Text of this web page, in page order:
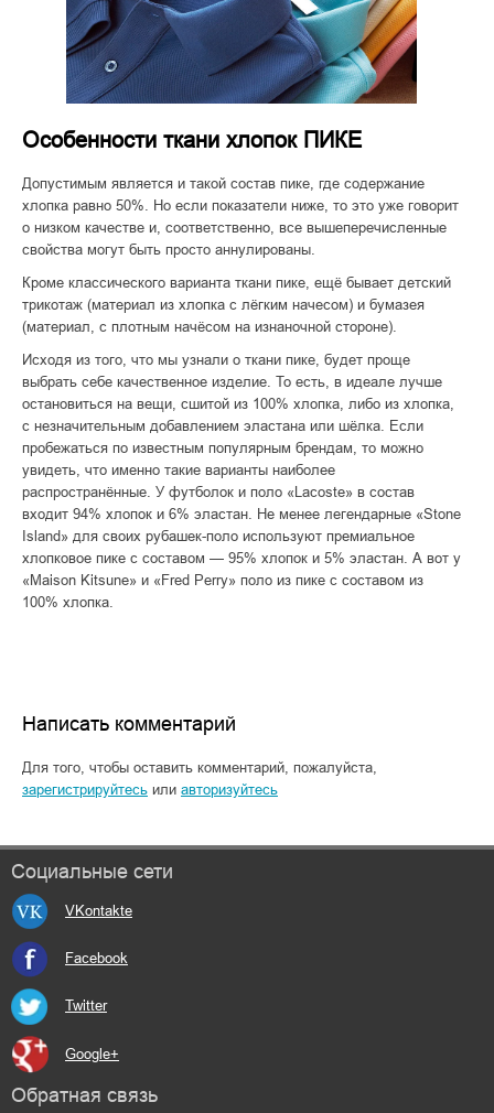
Особенности ткани хлопок ПИКЕ
Допустимым является и такой состав пике, где содержание
хлопка равно 50%. Но если показатели ниже, то это уже говорит
о низком качестве и, соответственно, все вышеперечисленные
свойства могут быть просто аннулированы.
Кроме классического варианта ткани пике, ещё бывает детский
трикотаж (материал из хлопка с лёгким начесом) и бумазея
(материал, с плотным начёсом на изнаночной стороне).
Исходя из того, что мы узнали о ткани пике, будет проще
выбрать себе качественное изделие. То есть, в идеале лучше
остановиться на вещи, сшитой из 100% хлопка, либо из хлопка,
с незначительным добавлением эластана или шёлка. Если
пробежаться по известным популярным брендам, то можно
увидеть, что именно такие варианты наиболее
распространённые. У футболок и поло «Lacoste» в состав
входит 94% хлопок и 6% эластан. Не менее легендарные «Stone
Island» для своих рубашек-поло используют премиальное
хлопковое пике с составом — 95% хлопок и 5% эластан. А вот у
«Maison Kitsune» и «Fred Perry» поло из пике с составом из
100% хлопка.
Написать комментарий
Для того, чтобы оставить комментарий, пожалуйста,
зарегистрируйтесь или авторизуйтесь
Социальные сети
VKontakte
Facebook
Twitter
Google+
Обратная связь